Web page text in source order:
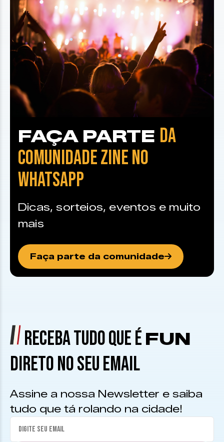
FAÇA PARTE DA
COMUNIDADE ZINE NO
WHATSAPP
Dicas, sorteios, eventos e muito
mais
Faça parte da comunidade
RECEBA TUDO QUE É FUN
DIRETO NO SEU EMAIL
Assine a nossa Newsletter e saiba
tudo que tá rolando na cidade!